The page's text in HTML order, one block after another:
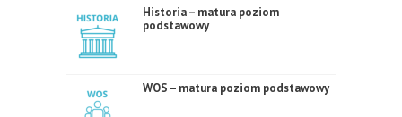
Historia – matura poziom
podstawowy
WOS – matura poziom podstawowy